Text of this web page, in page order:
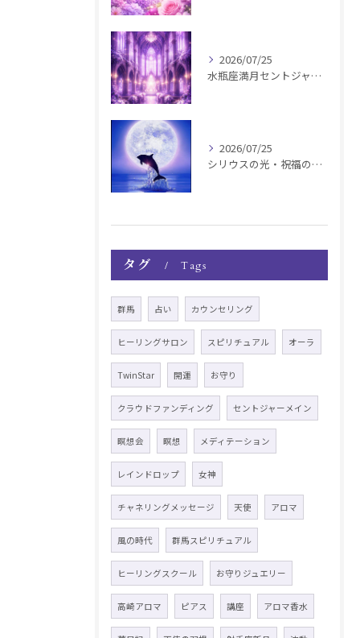
2026/07/25
水瓶座満月セントジャーメインGSVF遠隔お知らせ
2026/07/25
シリウスの光・祝福の波動チャージ遠隔お知らせ〜銀河新年〜
タグ Tags
群馬 占い カウンセリング
ヒーリングサロン スピリチュアル オーラ
TwinStar 開運 お守り
クラウドファンディング セントジャーメイン
瞑想会 瞑想 メディテーション
レインドロップ 女神
チャネリングメッセージ 天使 アロマ
風の時代 群馬スピリチュアル
ヒーリングスクール お守りジュエリー
高崎アロマ ピアス 講座 アロマ香水